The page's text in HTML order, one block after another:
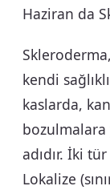
Haziran da
Skleroderma,
kendi
kaslarda,
bozulmalara
adıdır. İki
Lokalize